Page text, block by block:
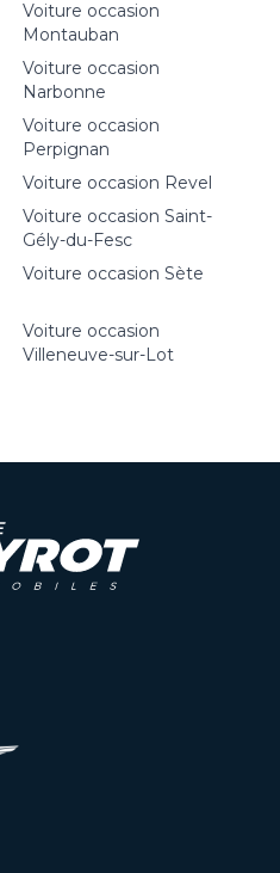
Voiture occasion
Montauban
Voiture occasion
Narbonne
Voiture occasion
Perpignan
Voiture occasion Revel
Voiture occasion Saint-
Gély-du-Fesc
Voiture occasion Sète
Voiture occasion
Villeneuve-sur-Lot